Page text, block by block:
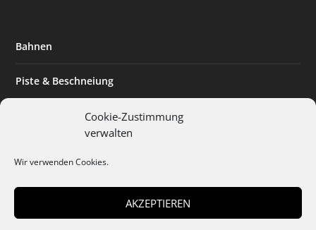
Cookie-Zustimmung
verwalten
Wir verwenden Cookies.
AKZEPTIEREN
Bahnen
Piste & Beschneiung
Expertise & Technik